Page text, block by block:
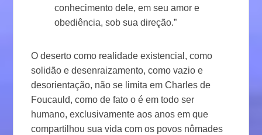
conhecimento dele, em seu amor e
obediência, sob sua direção.”
O deserto como realidade existencial, como
solidão e desenraizamento, como vazio e
desorientação, não se limita em Charles de
Foucauld, como de fato o é em todo ser
humano, exclusivamente aos anos em que
compartilhou sua vida com os povos nômades